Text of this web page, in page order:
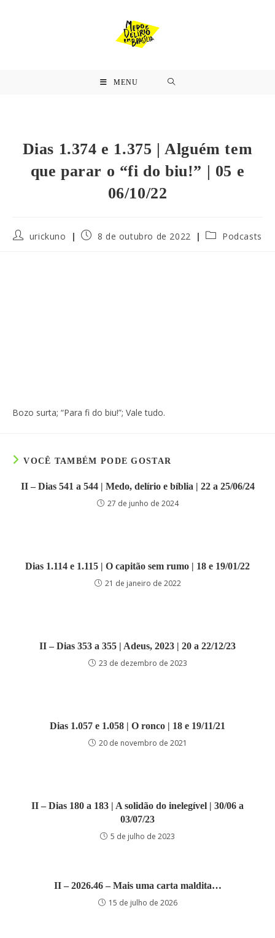
MENU
Dias 1.374 e 1.375 | Alguém tem
que parar o “fi do biu!” | 05 e
06/10/22
urickuno 8 de outubro de 2022 Podcasts
Bozo surta; “Para fi do biu!”; Vale tudo.
VOCÊ TAMBÉM PODE GOSTAR
II – Dias 541 a 544 | Medo, delírio e bíblia | 22 a 25/06/24
27 de junho de 2024
Dias 1.114 e 1.115 | O capitão sem rumo | 18 e 19/01/22
21 de janeiro de 2022
II – Dias 353 a 355 | Adeus, 2023 | 20 a 22/12/23
23 de dezembro de 2023
Dias 1.057 e 1.058 | O ronco | 18 e 19/11/21
20 de novembro de 2021
II – Dias 180 a 183 | A solidão do inelegível | 30/06 a
03/07/23
5 de julho de 2023
II – 2026.46 – Mais uma carta maldita…
15 de julho de 2026